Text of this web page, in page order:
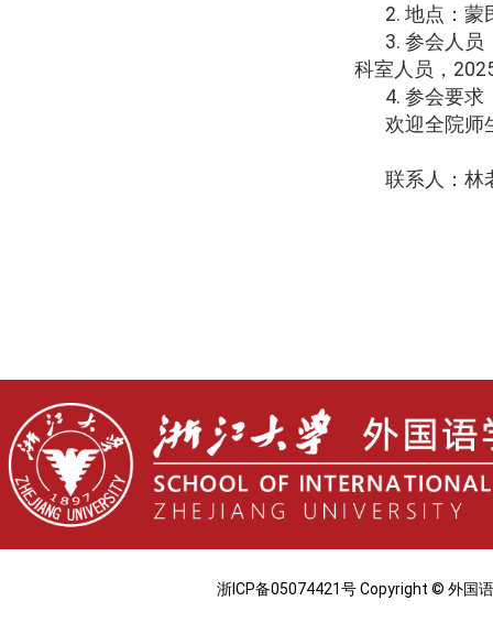
2. 地点：蒙
3. 参会人员
科室人员，
4. 参会要求
欢迎全院师
联系人： 林
浙ICP备05074421号 Copyright © 外国